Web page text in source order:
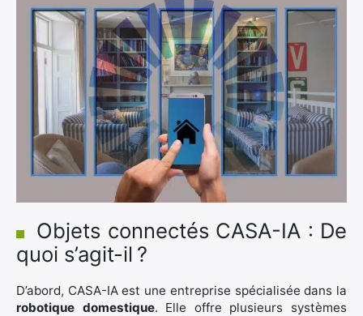
Objets connectés CASA-IA : De
quoi s’agit-il ?
D’abord, CASA-IA est une entreprise spécialisée dans la
robotique domestique. Elle offre plusieurs systèmes